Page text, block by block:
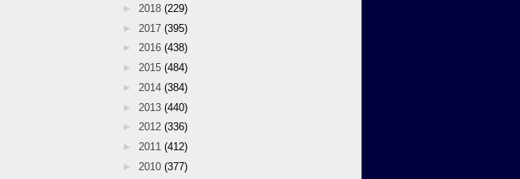
► 2018 (229)
► 2017 (395)
► 2016 (438)
► 2015 (484)
► 2014 (384)
► 2013 (440)
► 2012 (336)
► 2011 (412)
► 2010 (377)